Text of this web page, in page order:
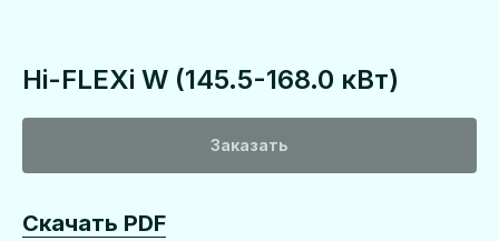
Hi-FLEXi W (145.5-168.0 кВт)
Заказать
Скачать PDF